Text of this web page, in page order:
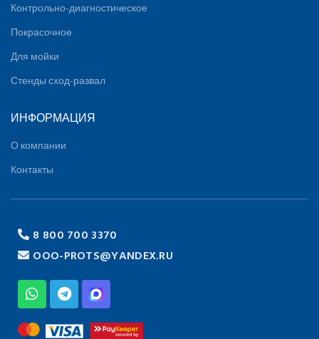
Контрольно-диагностическое
Покрасочное
Для мойки
Стенды сход-развал
ИНФОРМАЦИЯ
О компании
Контакты
8 800 700 3370
OOO-PROTS@YANDEX.RU